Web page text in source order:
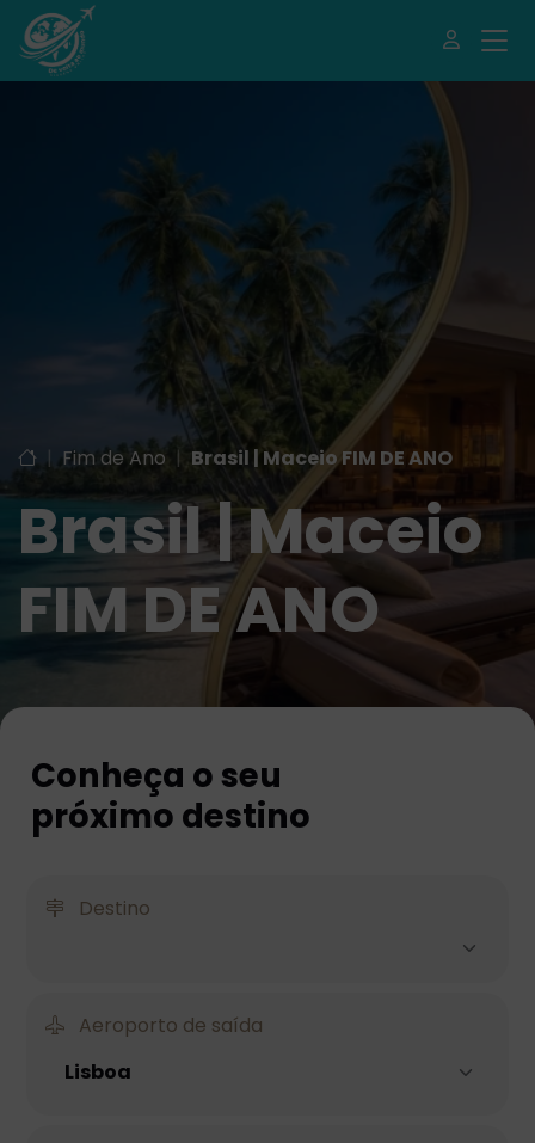
| Fim de Ano | Brasil | Maceio FIM DE ANO
Brasil | Maceio
FIM DE ANO
Conheça o seu
próximo destino
Destino
Aeroporto de saída